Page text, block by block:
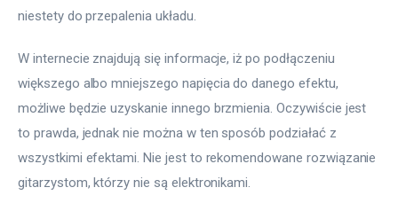
niestety do przepalenia układu.
W internecie znajdują się informacje, iż po podłączeniu
większego albo mniejszego napięcia do danego efektu,
możliwe będzie uzyskanie innego brzmienia. Oczywiście jest
to prawda, jednak nie można w ten sposób podziałać z
wszystkimi efektami. Nie jest to rekomendowane rozwiązanie
gitarzystom, którzy nie są elektronikami.